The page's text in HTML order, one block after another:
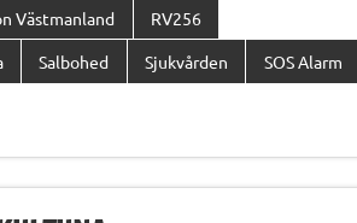
Västmanland RV256
Salbohed Sjukvården SOS Alarm